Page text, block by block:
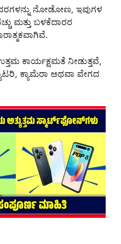
ನೋಡೋಣ, ಇವುಗಳ
ಮತ್ತು ಬಳಕೆದಾರರ
ಕಾರ್ಯಕ್ಷಮತೆ ನೀಡುತ್ತವೆ,
ಕ್ಯಾಮೆರಾ ಅಥವಾ ವೇಗದ